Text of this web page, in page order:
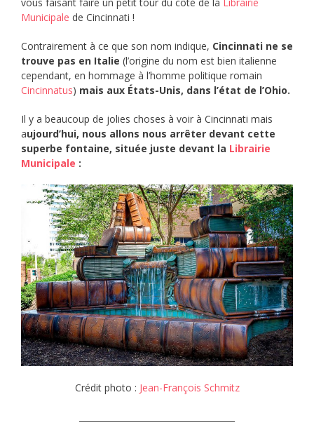
vous faisant faire un petit tour du côté de la Librairie
Municipale de Cincinnati !
Contrairement à ce que son nom indique, Cincinnati ne se
trouve pas en Italie (l’origine du nom est bien italienne
cependant, en hommage à l’homme politique romain
Cincinnatus) mais aux États-Unis, dans l’état de l’Ohio.
Il y a beaucoup de jolies choses à voir à Cincinnati mais
aujourd’hui, nous allons nous arrêter devant cette
superbe fontaine, située juste devant la Librairie
Municipale :
Crédit photo : Jean-François Schmitz